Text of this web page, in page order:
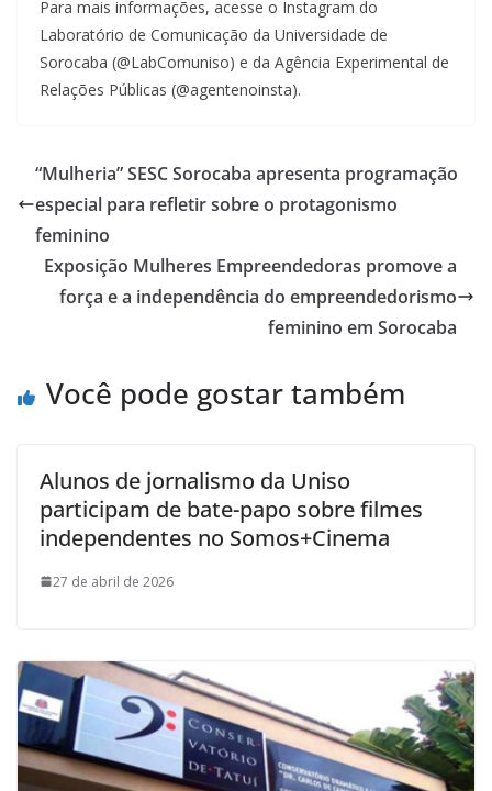
Para mais informações, acesse o Instagram do
Laboratório de Comunicação da Universidade de
Sorocaba (@LabComuniso) e da Agência Experimental de
Relações Públicas (@agentenoinsta).
“Mulheria” SESC Sorocaba apresenta programação
especial para refletir sobre o protagonismo
feminino
Exposição Mulheres Empreendedoras promove a
força e a independência do empreendedorismo
feminino em Sorocaba
Você pode gostar também
Alunos de jornalismo da Uniso
participam de bate-papo sobre filmes
independentes no Somos+Cinema
27 de abril de 2026